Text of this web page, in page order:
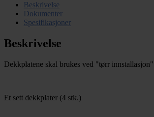
Beskrivelse
Dokumenter
Spesifikasjoner
Beskrivelse
Dekkplatene skal brukes ved "tørr
Et sett dekkplater (4 stk.)